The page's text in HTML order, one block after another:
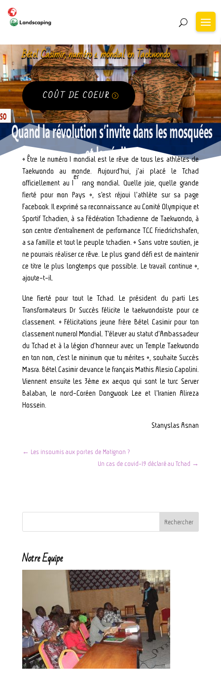
Bétel Casimir, numéro 1 mondial en Taekwondo
COÛT DE COEUR
« Être le numéro 1 mondial est le rêve de tous les athlètes de
Taekwondo au monde. Aujourd’hui, j’ai placé le Tchad
officiellement au 1
er
rang mondial. Quelle joie, quelle grande
fierté pour mon Pays », s’est réjoui l’athlète sur sa page
Facebook. Il exprimé sa reconnaissance au Comité Olympique et
Sportif Tchadien, à sa Fédération Tchadienne de Taekwondo, à
son centre d’entraînement de performance TCC Friedrichshafen,
a sa famille et tout le peuple tchadien. « Sans votre soutien, je
ne pourrais réaliser ce rêve. Le plus grand défi est de maintenir
ce titre le plus longtemps que possible. Le travail continue »,
ajoute-t-il.
Une fierté pour tout le Tchad. Le président du parti Les
Transformateurs Dr Succès félicite le taekwondoïste pour ce
classement. « Félicitations jeune frère Bétel Casimir pour ton
classement numero1 Mondial. T’élever au statut d’Ambassadeur
du Tchad et à la légion d’honneur avec un Temple Taekwondo
en ton nom, c’est le minimum que tu mérites », souhaite Succès
Masra. Bétel Casimir devance le français Mathis Alesio Capolini.
Viennent ensuite les 3ème ex aequo qui sont le turc Server
Balaban, le nord-Coréen Dongwook Lee et l’Iranien Alireza
Hossein.
Stanyslas Asnan
← Les insoumis aux portes de Matignon ?
Un cas de covid-19 déclaré au Tchad →
Notre Equipe